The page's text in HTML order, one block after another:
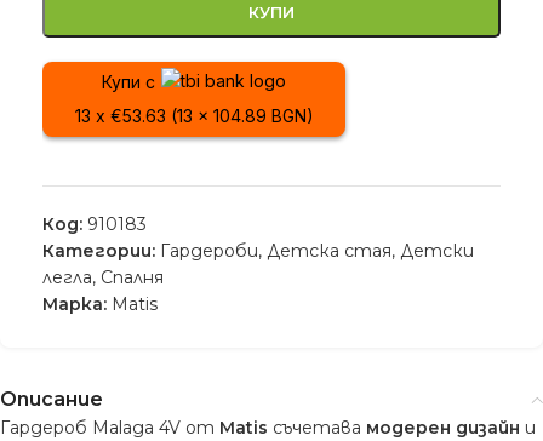
КУПИ
Купи с
13 x €53.63 (13 x 104.89 BGN)
Код: 910183
Категории: Гардероби, Детскa стая, Детски
легла, Спалня
Марка: Matis
Описание
Гардероб Malaga 4V от Matis съчетава модерен дизайн и